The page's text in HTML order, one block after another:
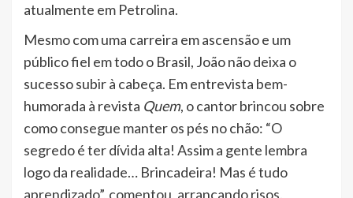
atualmente em Petrolina.
Mesmo com uma carreira em ascensão e um
público fiel em todo o Brasil, João não deixa o
sucesso subir à cabeça. Em entrevista bem-
humorada à revista Quem, o cantor brincou sobre
como consegue manter os pés no chão: “O
segredo é ter dívida alta! Assim a gente lembra
logo da realidade… Brincadeira! Mas é tudo
aprendizado”, comentou, arrancando risos.